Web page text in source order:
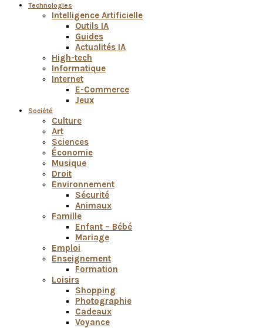
Technologies
Intelligence Artificielle
Outils IA
Guides
Actualités IA
High-tech
Informatique
Internet
E-Commerce
Jeux
Société
Culture
Art
Sciences
Économie
Musique
Droit
Environnement
Sécurité
Animaux
Famille
Enfant – Bébé
Mariage
Emploi
Enseignement
Formation
Loisirs
Shopping
Photographie
Cadeaux
Voyance